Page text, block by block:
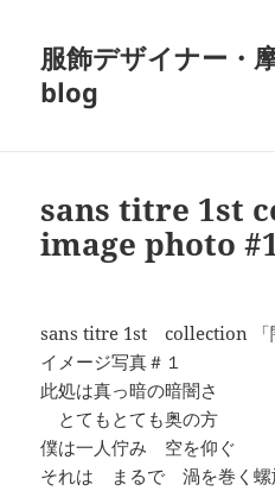
服飾デザイナー・
blog
sans titre 1st
image photo
sans titre 1st collection 「
イメージ写真＃１
此処は真っ暗の暗闇さ
とてもとても奥の方
僕は一人佇み 空を仰ぐ
それは まるで 渦を巻く螺